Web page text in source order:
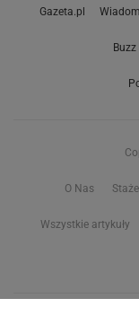
Gazeta.pl
Buzz
O Nas
Wszystkie artykuły